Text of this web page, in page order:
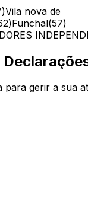
)Vila nova de
)Funchal(57)
para gerir a sua